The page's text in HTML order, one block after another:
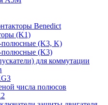
Benedict
(K1)
полюсные (K3, K)
полюсные (K3)
для коммутации
числа полюсов